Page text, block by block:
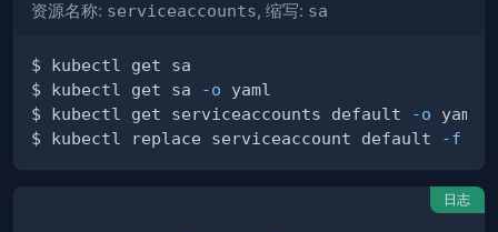
资源名称: serviceaccounts, 缩写: sa
$ kubectl get sa
-o
$ kubectl get serviceaccounts default
-o yaml
$ kubectl replace serviceaccount default
-f
日志